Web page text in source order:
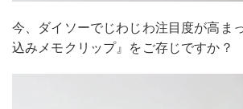
今、ダイソーでじわじわ注目度が高ま
込みメモクリップ』をご存じですか？